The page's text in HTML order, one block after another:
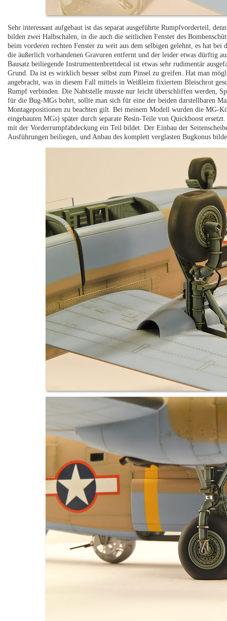
Sehr interessant aufgebaut ist das separat ausgeführte Rumpfvorderteil,
bilden zwei Halbschalen, in die auch die seitlichen Fenster des
beim vorderen rechten Fenster zu weit aus dem selbigen gelehnt, es hat
die äußerlich vorhandenen Gravuren entfernt und der leider etwas dürftig
Bausatz beiliegende Instrumentenbrettdecal ist etwas sehr rudimentär
Grund. Da ist es wirklich besser selbst zum Pinsel zu greifen. Hat man
angebracht, was in diesem Fall mittels in Weißleim fixiertem Bleischrot
Rumpf verbinden. Die Nahtstelle musste nur leicht überschliffen werden,
für die Bug-MGs bohrt, sollte man sich für eine der beiden darstellbaren
Montagepositionen zu beachten gilt. Bei meinem Modell wurden die MG-
eingebauten MGs) später durch separate Resin-Teile von Quickboost
mit der Vorderrumpfabdeckung ein Teil bildet. Der Einbau der
Ausführungen beiliegen, und Anbau des komplett verglasten Bugkonus